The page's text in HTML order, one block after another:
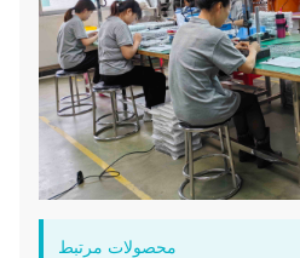
محصولات مرتبط